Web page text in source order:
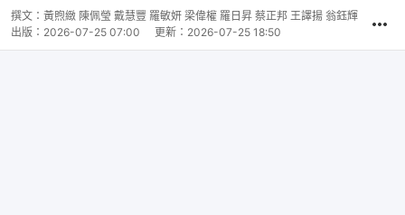
撰文： 黃煦緻 陳佩瑩 戴慧豐 羅敏妍 梁偉權 羅日昇 蔡正邦 王譯揚 翁鈺輝
出版： 2026-07-25 07:00 更新： 2026-07-25 18:50